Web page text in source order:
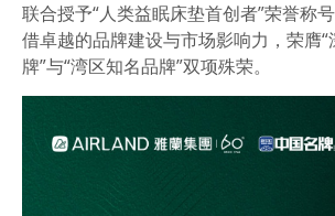
联合授予“人类益眠床垫首创者”荣誉称
借卓越的品牌建设与市场影响力，荣膺“
牌”与“湾区知名品牌”双项殊荣。